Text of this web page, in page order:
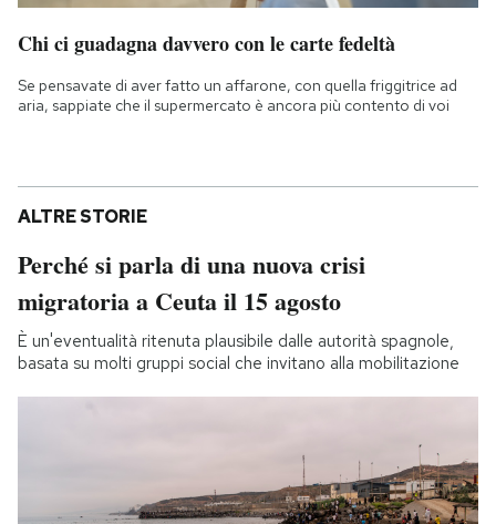
Chi ci guadagna davvero con le carte fedeltà
Se pensavate di aver fatto un affarone, con quella friggitrice ad
aria, sappiate che il supermercato è ancora più contento di voi
ALTRE STORIE
Perché si parla di una nuova crisi
migratoria a Ceuta il 15 agosto
È un'eventualità ritenuta plausibile dalle autorità spagnole,
basata su molti gruppi social che invitano alla mobilitazione